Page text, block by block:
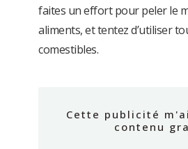
faites un effort pour peler le
aliments, et tentez d’utiliser
comestibles.